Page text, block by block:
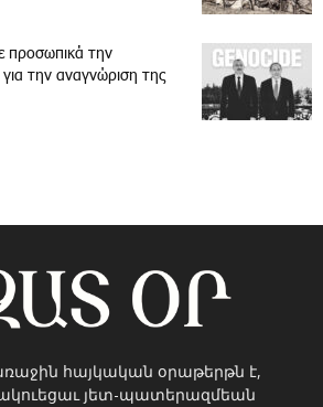
προσωπικά την
την αναγνώριση της
հայկական օրաթերթն է,
յետ-պատերազմեան